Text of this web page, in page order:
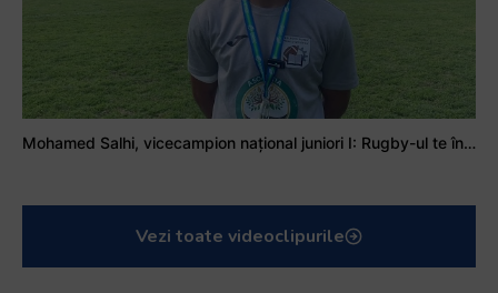
Mohamed Salhi, vicecampion național juniori I: Rugby-ul te învață să accepți și înfrângerile
Vezi toate videoclipurile